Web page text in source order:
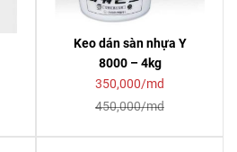
Keo dán sàn nhựa Y
8000 – 4kg
350,000/md
450,000/md